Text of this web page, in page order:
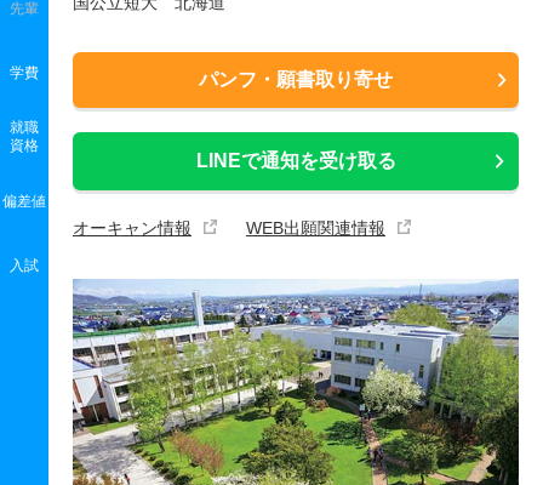
パンフ・願書取り寄せ
LINEで通知を受け取る
オーキャン情報 WEB出願関連情報
先輩
学費
就職
資格
偏差値
入試